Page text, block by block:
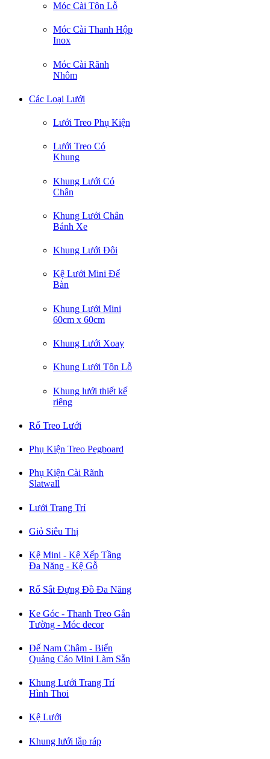
Móc Cài Tôn Lỗ
Móc Cài Thanh Hộp
Inox
Móc Cài Rãnh
Nhôm
Các Loại Lưới
Lưới Treo Phụ Kiện
Lưới Treo Có
Khung
Khung Lưới Có
Chân
Khung Lưới Chân
Bánh Xe
Khung Lưới Đôi
Kệ Lưới Mini Để
Bàn
Khung Lưới Mini
60cm x 60cm
Khung Lưới Xoay
Khung Lưới Tôn Lỗ
Khung lưới thiết kế
riêng
Rổ Treo Lưới
Phụ Kiện Treo Pegboard
Phụ Kiện Cài Rãnh
Slatwall
Lưới Trang Trí
Giỏ Siêu Thị
Kệ Mini - Kệ Xếp Tầng
Đa Năng - Kệ Gỗ
Rổ Sắt Đựng Đồ Đa Năng
Ke Góc - Thanh Treo Gắn
Tường - Móc decor
Đế Nam Châm - Biển
Quảng Cáo Mini Làm Sẵn
Khung Lưới Trang Trí
Hình Thoi
Kệ Lưới
Khung lưới lắp ráp